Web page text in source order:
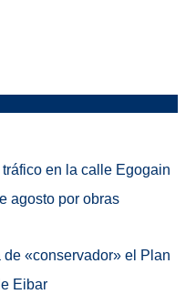
en la calle Egogain
agosto por obras
de «conservador» el Plan
Eibar